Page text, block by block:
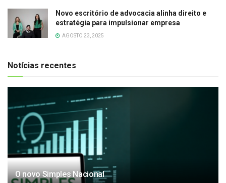
Novo escritório de advocacia alinha direito e
estratégia para impulsionar empresa
AGOSTO 23, 2025
Notícias recentes
O novo Simples Nacional